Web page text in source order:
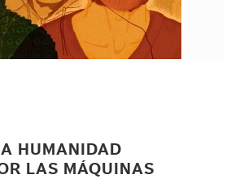
HUMANIDAD
LAS MÁQUINAS